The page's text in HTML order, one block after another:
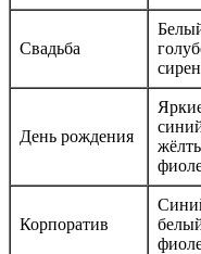
Свадьба
День рождения
Корпоратив